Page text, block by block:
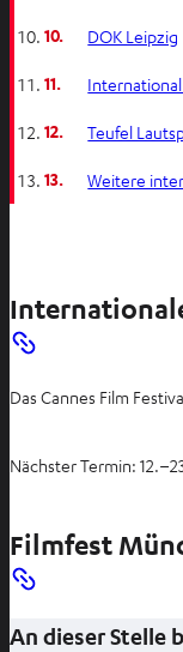
10. DOK Leipzig
11.
12. Teufel
13. Weitere
Das Cannes Film
Nächster Termin:
Filmfest
An dieser Stelle